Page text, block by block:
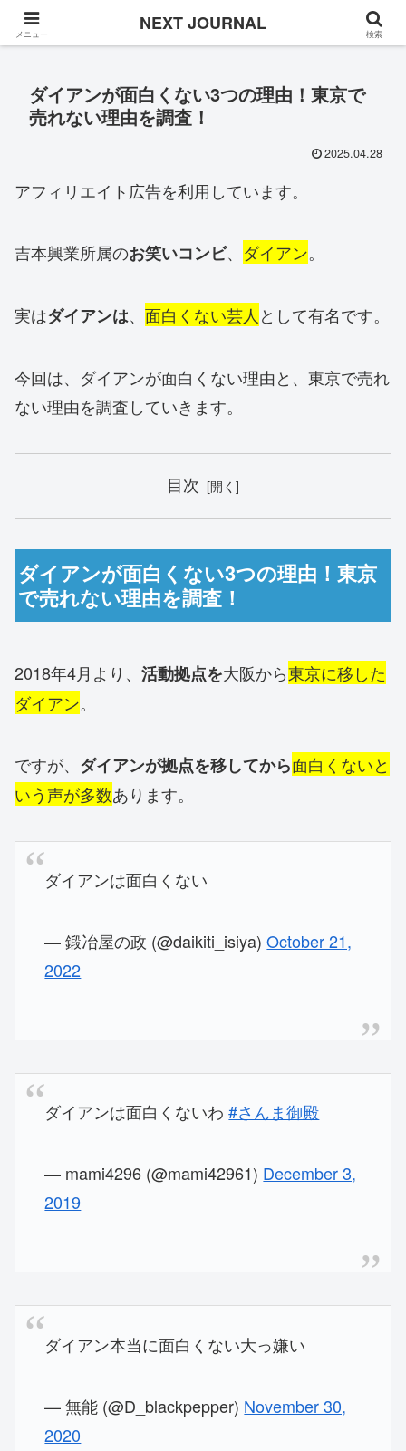
Once in a while
ダイアンが面白くない3つの理由！東京で
売れない理由を調査！
2025.04.28
アフィリエイト広告を利用しています。
吉本興業所属のお笑いコンビ、 ダイアン。
実はダイアンは、 面白くない芸人 として有名です。
今回は、ダイアンが面白くない理由と、東京で売れ
ない理由を調査していきます。
目次
ダイアンが面白くない3つの理由！東京
で売れない理由を調査！
2018年4月より、 活動拠点を大阪から東京に移した
ダイアン。
ですが、 ダイアンが拠点を移してから面白くないと
いう声が多数あります。
ダイアンは面白くない
— 鍛冶屋の政 (@daikiti_isiya)October 21,
2022
ダイアンは面白くないわ#さんま御殿
— mami4296 (@mami42961) December 3,
2019
ダイアン本当に面白くない大っ嫌い
— 無能 (@D_blackpepper) November 30,
2020
メニュー NEXT JOURNAL 検索